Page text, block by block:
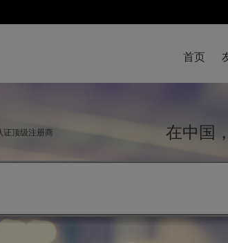
首页
证顶级注册商 在中国